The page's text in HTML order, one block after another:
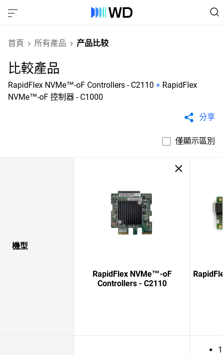
首頁 所有產品 产品比较
比較產品
RapidFlex NVMe™-oF Controllers - C2110 + RapidFlex
NVMe™-oF 控制器 - C1000
分享
僅顯示區別
機型
RapidFlex NVMe™-oF
Controllers - C2110